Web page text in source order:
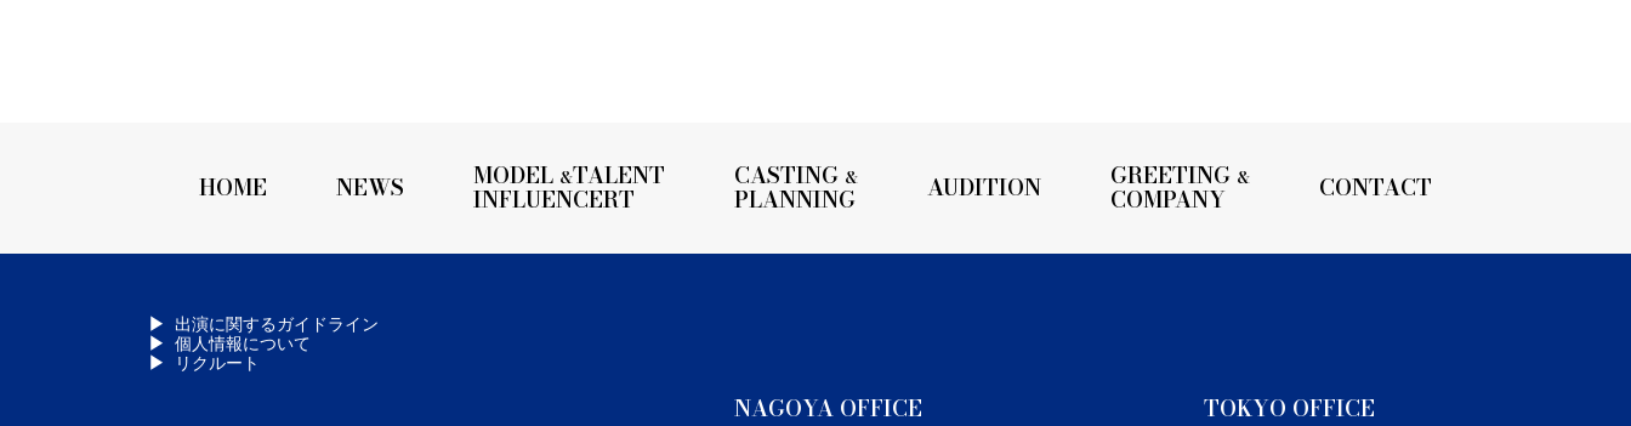
HOME NEWS MODEL &TALENT
INFLUENCERT
CASTING &
PLANNING AUDITION GREETING &
COMPANY CONTACT
出演に関するガイドライン
個人情報について
リクルート
NAGOYA OFFICE TOKYO OFFICE